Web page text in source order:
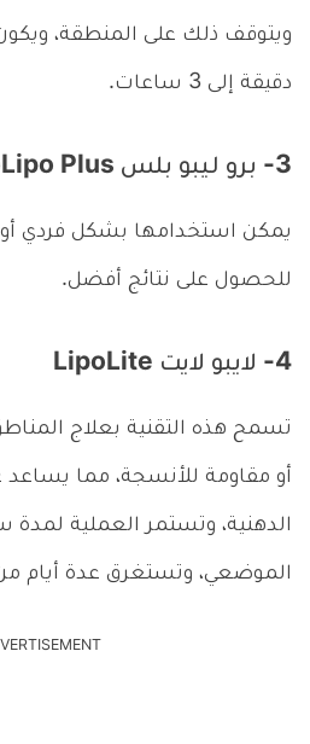
دقيقة إلى 3 ساعات.
3- برو ليبو بلس ProLipo Plus
يمكن استخدامها بشكل فردي
للحصول على نتائج أفضل.
4- لايبو لايت LipoLite
تسمح هذه التقنية بعلاج
أو مقاومة للأنسجة، مما يساعد
الدهنية، وتستمر العملية
الموضعي، وتستغرق عدة أيام